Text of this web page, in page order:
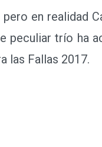
en realidad
peculiar trío ha
las Fallas 2017.